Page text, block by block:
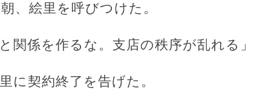
、絵里を呼びつけた。
関係を作るな。支店の秩序が乱れる」
に契約終了を告げた。